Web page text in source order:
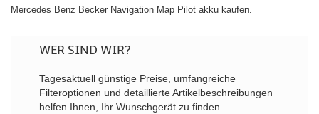
Mercedes Benz Becker Navigation Map Pilot akku kaufen.
WER SIND WIR?
Tagesaktuell günstige Preise, umfangreiche
Filteroptionen und detaillierte Artikelbeschreibungen
helfen Ihnen, Ihr Wunschgerät zu finden.